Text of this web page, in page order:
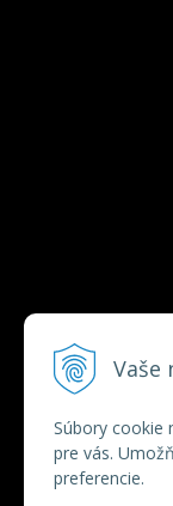
Vaše
Súbory cookie
pre vás.
preferencie.
E-